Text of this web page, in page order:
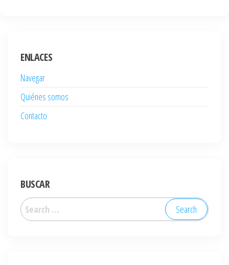
ENLACES
Navegar
Quiénes somos
Contacto
BUSCAR
Search
for: